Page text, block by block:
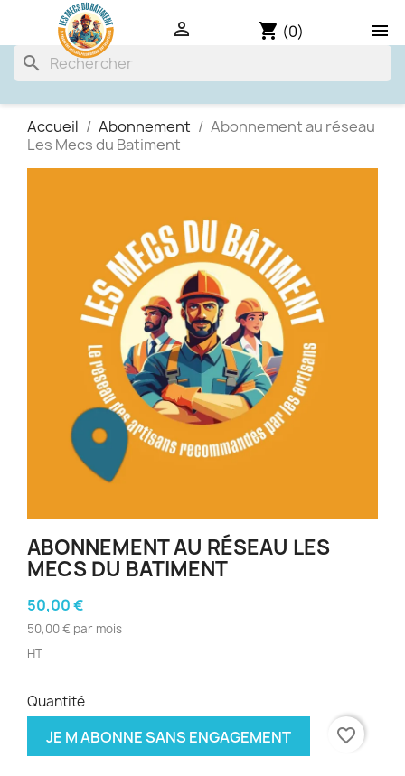

shopping_cart (0)

search
Accueil Abonnement
Abonnement au réseau
Les Mecs du Batiment
ABONNEMENT AU RÉSEAU LES
MECS DU BATIMENT
50,00 €
50,00 € par mois
HT
Quantité
JE M ABONNE SANS ENGAGEMENT favorite_border